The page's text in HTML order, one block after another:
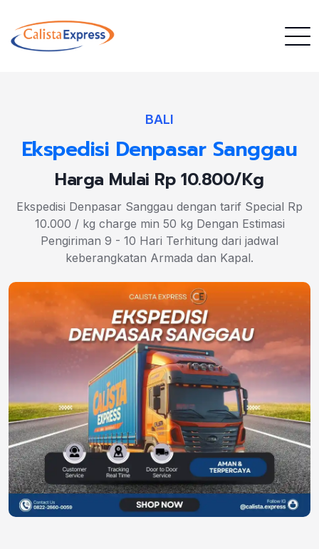
BALI
Ekspedisi Denpasar Sanggau
Harga Mulai Rp 10.800/Kg
Ekspedisi Denpasar Sanggau dengan tarif Special Rp
10.000 / kg charge min 50 kg Dengan Estimasi
Pengiriman 9 - 10 Hari Terhitung dari jadwal
keberangkatan Armada dan Kapal.